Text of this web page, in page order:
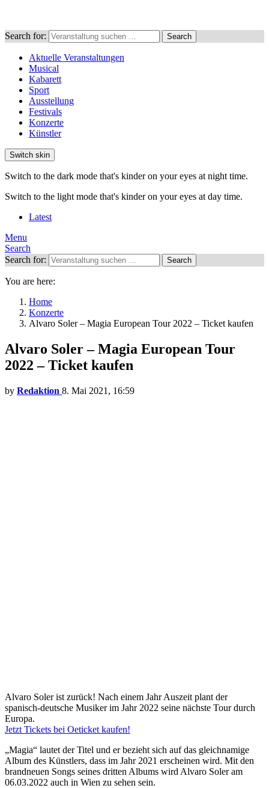
Search for: Search
Aktuelle Veranstaltungen
Musical
Kabarett
Sport
Ausstellung
Festivals
Konzerte
Künstler
Switch skin
Switch to the dark mode that's kinder on your eyes at night time.
Switch to the light mode that's kinder on your eyes at day time.
Latest
Menu
Search
Search for:
Search
You are here:
Home
Konzerte
Alvaro Soler – Magia European Tour 2022 – Ticket kaufen
Alvaro Soler – Magia European Tour
2022 – Ticket kaufen
by Redaktion 8. Mai 2021, 16:59
Alvaro Soler ist zurück! Nach einem Jahr Auszeit plant der
spanisch-deutsche Musiker im Jahr 2022 seine nächste Tour durch
Europa.
Jetzt Tickets bei Oeticket kaufen!
„Magia“ lautet der Titel und er bezieht sich auf das gleichnamige
Album des Künstlers, dass im Jahr 2021 erscheinen wird. Mit den
brandneuen Songs seines dritten Albums wird Alvaro Soler am
06.03.2022 auch in Wien zu sehen sein.